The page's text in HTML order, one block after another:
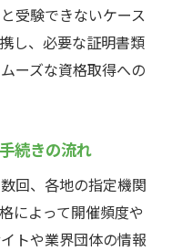
受験できないケース
し、必要な証明書類
ーズな資格取得への
続きの流れ
回、各地の指定機関
によって開催頻度や
トや業界団体の情報